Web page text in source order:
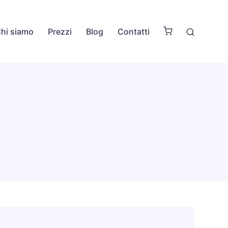
siamo Prezzi Blog Contatti